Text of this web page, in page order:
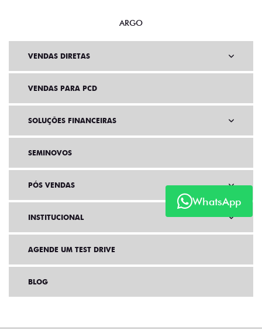
WhatsApp
ARGO
VENDAS DIRETAS
VENDAS PARA PCD
SOLUÇÕES FINANCEIRAS
SEMINOVOS
PÓS VENDAS
INSTITUCIONAL
AGENDE UM TEST DRIVE
BLOG